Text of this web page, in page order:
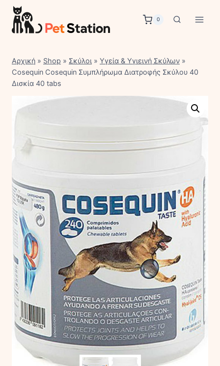
Skip
content
0
Αρχική » Shop » Σκύλοι » Υγεία & Υγιεινή Σκύλων »
Cosequin Cosequin Συμπλήρωμα Διατροφής Σκύλου 40
Δισκία 40 tabs